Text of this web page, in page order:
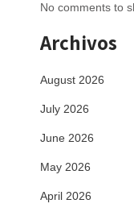
No comments to
Archivos
August 2026
July 2026
June 2026
May 2026
April 2026